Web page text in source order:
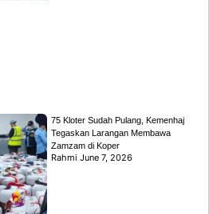
75 Kloter Sudah Pulang, Kemenhaj
Tegaskan Larangan Membawa
Zamzam di Koper
RahmiJune 7, 2026